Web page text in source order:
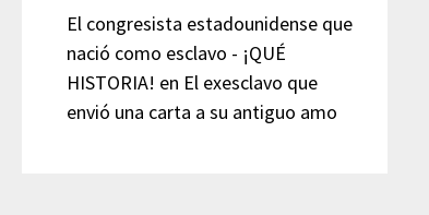
El congresista estadounidense que
nació como esclavo - ¡QUÉ
HISTORIA! en El exesclavo que
envió una carta a su antiguo amo